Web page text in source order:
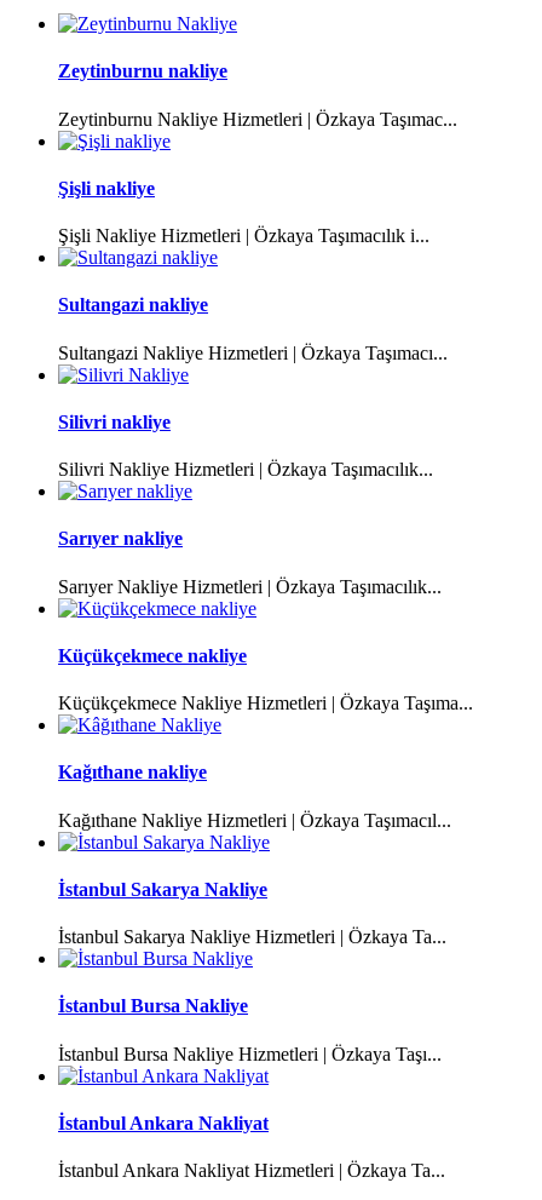
Zeytinburnu nakliye
Zeytinburnu Nakliye Hizmetleri | Özkaya Taşımac...
Şişli nakliye
Şişli Nakliye Hizmetleri | Özkaya Taşımacılık i...
Sultangazi nakliye
Sultangazi Nakliye Hizmetleri | Özkaya Taşımacı...
Silivri nakliye
Silivri Nakliye Hizmetleri | Özkaya Taşımacılık...
Sarıyer nakliye
Sarıyer Nakliye Hizmetleri | Özkaya Taşımacılık...
Küçükçekmece nakliye
Küçükçekmece Nakliye Hizmetleri | Özkaya Taşıma...
Kağıthane nakliye
Kağıthane Nakliye Hizmetleri | Özkaya Taşımacıl...
İstanbul Sakarya Nakliye
İstanbul Sakarya Nakliye Hizmetleri | Özkaya Ta...
İstanbul Bursa Nakliye
İstanbul Bursa Nakliye Hizmetleri | Özkaya Taşı...
İstanbul Ankara Nakliyat
İstanbul Ankara Nakliyat Hizmetleri | Özkaya Ta...